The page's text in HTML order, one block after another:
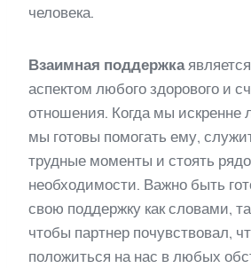
человека.
Взаимная поддержка
аспектом любого здорового и
отношения. Когда мы искренне
мы готовы помогать ему,
трудные моменты и стоять
необходимости. Важно быть
свою поддержку как словами,
чтобы партнер почувствовал,
положиться на нас в любых